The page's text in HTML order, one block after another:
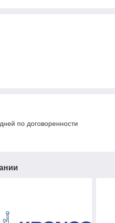
по договоренности